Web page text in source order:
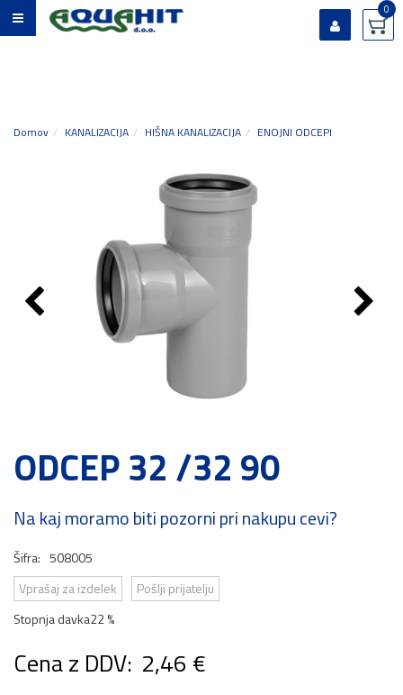
0
Domov KANALIZACIJA HIŠNA KANALIZACIJA ENOJNI ODCEPI
ODCEP 32 /32 90
Na kaj moramo biti pozorni pri nakupu cevi?
Šifra: 508005
Vprašaj za izdelek
Pošlji prijatelju
Stopnja davka22 %
Cena z DDV: 2,46 €